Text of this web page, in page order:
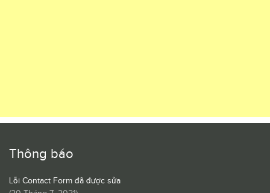
Thông báo
Lỗi Contact Form đã được sửa